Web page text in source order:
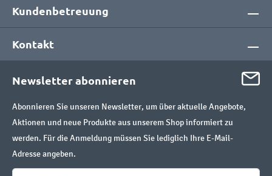
Kundenbetreuung
Kontakt
Newsletter abonnieren
Abonnieren Sie unseren Newsletter, um über aktuelle Angebote,
Aktionen und neue Produkte aus unserem Shop informiert zu
werden. Für die Anmeldung müssen Sie lediglich Ihre E-Mail-
Adresse angeben.